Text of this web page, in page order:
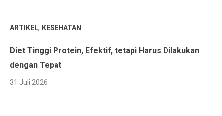
ARTIKEL, KESEHATAN
Diet Tinggi Protein, Efektif, tetapi Harus Dilakukan
dengan Tepat
31 Juli 2026